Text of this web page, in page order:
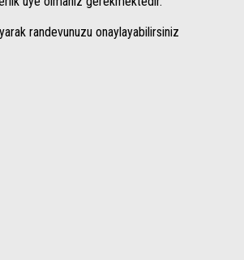
randevunuzu onaylayabilirsiniz